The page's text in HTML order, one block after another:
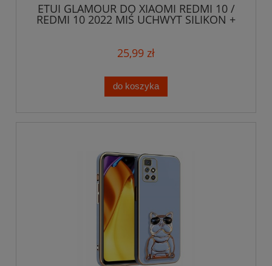
ETUI GLAMOUR DO XIAOMI REDMI 10 /
REDMI 10 2022 MIŚ UCHWYT SILIKON +
25,99 zł
do koszyka